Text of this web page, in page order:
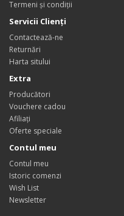
Termeni și condiții
Servicii Clienţi
Contactează-ne
Returnări
Harta sitului
Extra
Producători
Vouchere cadou
Afiliaţi
Oferte speciale
Contul meu
Contul meu
Istoric comenzi
Wish List
Newsletter